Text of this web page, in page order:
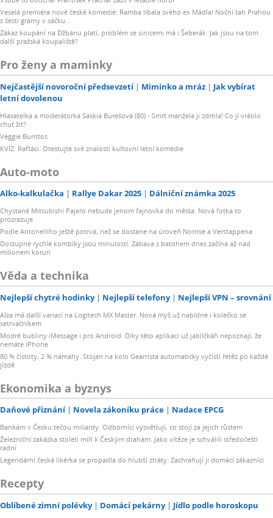
Veselá premiéra nové české komedie: Ramba líbala svého ex Mádla! Noční tah Prahou
s šesti gramy v sáčku…
Zákaz koupání na Džbánu platí, problém se sinicemi má i Šeberák: Jak jsou na tom
další pražská koupaliště?
Pro ženy a maminky
Nejčastější novoroční předsevzetí Miminko a mráz
Jak vybírat
letní dovolenou
Hlasatelka a moderátorka Saskia Burešová (80) - Smrt manžela ji zdrtila! Co jí vrátilo
chuť žít?
Veggie Burritos
KVÍZ: Rafťáci. Otestujte své znalosti kultovní letní komedie
Auto-moto
Alko-kalkulačka Rallye Dakar 2025 Dálniční známka 2025
Chystané Mitsubishi Pajero nebude jenom fajnovka do města. Nová fotka to
prozrazuje
Podle Antonelliho ještě potrvá, než se dostane na úroveň Norrise a Verstappena
Dostupné rychlé kombíky jsou minulostí. Zábava s batohem dnes začíná až nad
milionem korun
Věda a technika
Nejlepší chytré hodinky Nejlepší telefony Nejlepší VPN – srovnání
Alza má další variaci na Logitech MX Master. Nová myš už nabídne i kolečko se
setrvačníkem
Modré bubliny iMessage i pro Android. Díky této aplikaci už jablíčkáři nepoznají, že
nemáte iPhone
80 % čistoty, 2 % námahy. Stojan na kolo Gearrista automaticky vyčistí řetěz po každé
jízdě
Ekonomika a byznys
Daňové přiznání Novela zákoníku práce Nadace EPCG
Bankám v Česku tečou miliardy. Odborníci vysvětlují, co stojí za jejich růstem
Železniční zakázka století míří k Českým drahám. Jako vítěze je schválili středočeští
radní
Legendární česká likérka se propadla do hlubší ztráty. Zachraňují ji domácí zákazníci
Recepty
Oblíbené zimní polévky Domácí pekárny Jídlo podle horoskopu